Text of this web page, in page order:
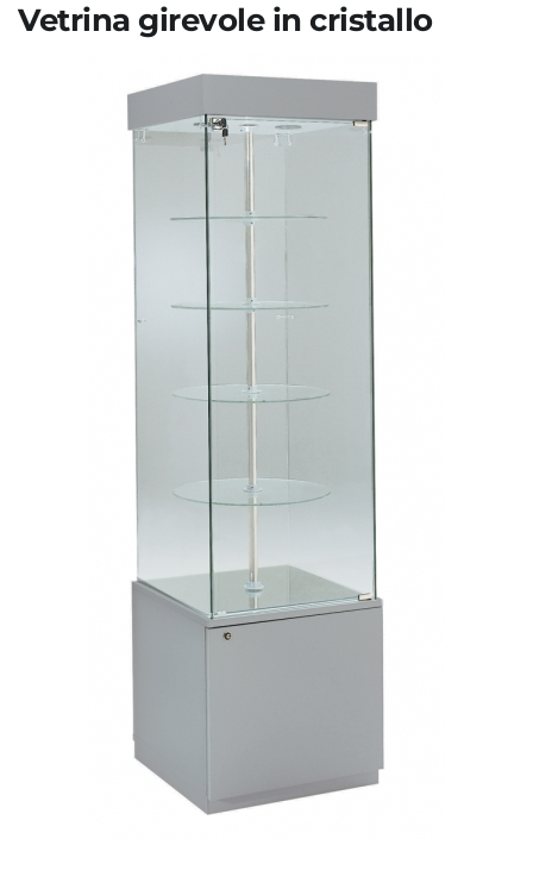
Vetrina girevole in cristallo